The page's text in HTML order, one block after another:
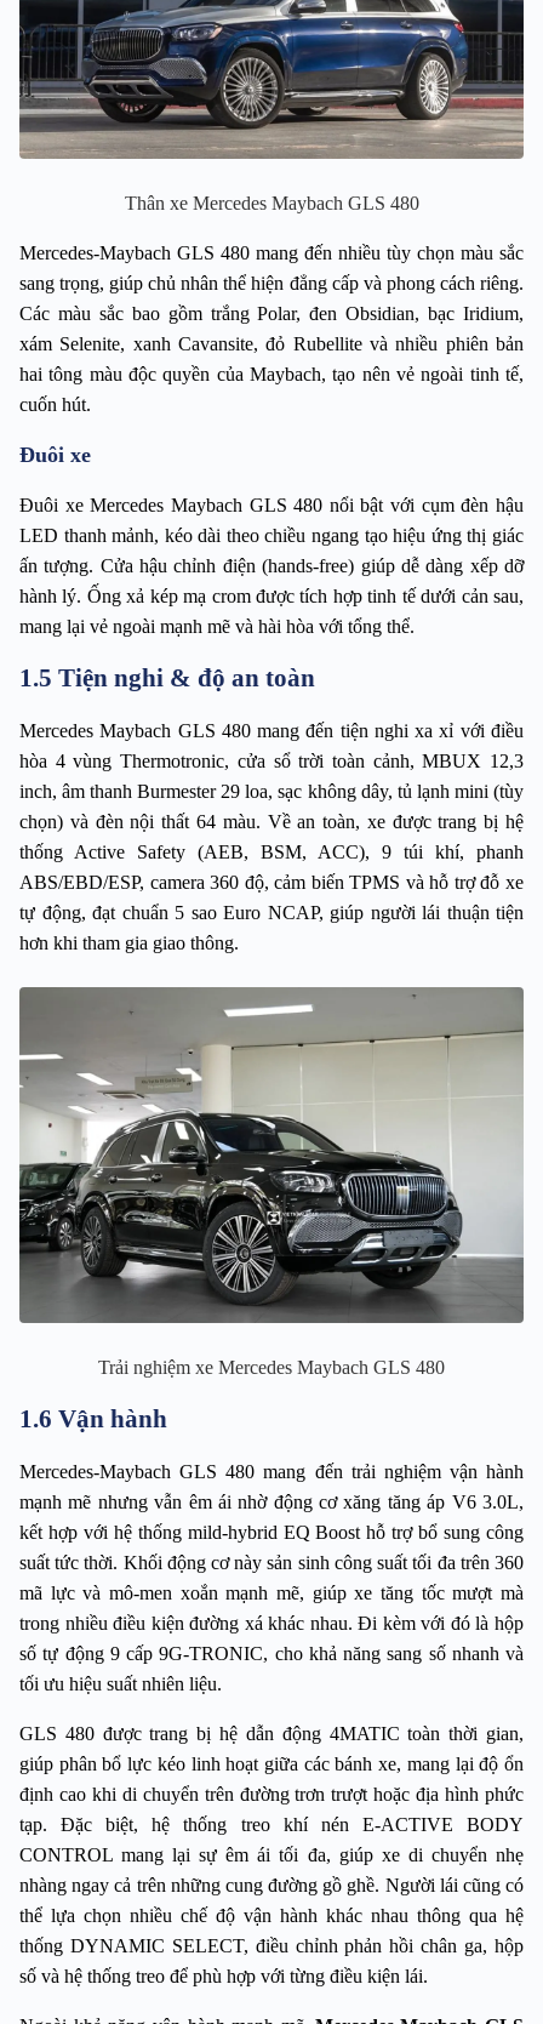
Thân xe Mercedes Maybach GLS 480
Mercedes-Maybach GLS 480 mang đến nhiều tùy chọn màu sắc
sang trọng, giúp chủ nhân thể hiện đẳng cấp và phong cách riêng.
Các màu sắc bao gồm trắng Polar, đen Obsidian, bạc Iridium,
xám Selenite, xanh Cavansite, đỏ Rubellite và nhiều phiên bản
hai tông màu độc quyền của Maybach, tạo nên vẻ ngoài tinh tế,
cuốn hút.
Đuôi xe
Đuôi xe Mercedes Maybach GLS 480 nổi bật với cụm đèn hậu
LED thanh mảnh, kéo dài theo chiều ngang tạo hiệu ứng thị giác
ấn tượng. Cửa hậu chỉnh điện (hands-free) giúp dễ dàng xếp dỡ
hành lý. Ống xả kép mạ crom được tích hợp tinh tế dưới cản sau,
mang lại vẻ ngoài mạnh mẽ và hài hòa với tổng thể.
1.5 Tiện nghi & độ an toàn
Mercedes Maybach GLS 480 mang đến tiện nghi xa xỉ với điều
hòa 4 vùng Thermotronic, cửa sổ trời toàn cảnh, MBUX 12,3
inch, âm thanh Burmester 29 loa, sạc không dây, tủ lạnh mini (tùy
chọn) và đèn nội thất 64 màu. Về an toàn, xe được trang bị hệ
thống Active Safety (AEB, BSM, ACC), 9 túi khí, phanh
ABS/EBD/ESP, camera 360 độ, cảm biến TPMS và hỗ trợ đỗ xe
tự động, đạt chuẩn 5 sao Euro NCAP, giúp người lái thuận tiện
hơn khi tham gia giao thông.
Trải nghiệm xe Mercedes Maybach GLS 480
1.6 Vận hành
Mercedes-Maybach GLS 480 mang đến trải nghiệm vận hành
mạnh mẽ nhưng vẫn êm ái nhờ động cơ xăng tăng áp V6 3.0L,
kết hợp với hệ thống mild-hybrid EQ Boost hỗ trợ bổ sung công
suất tức thời. Khối động cơ này sản sinh công suất tối đa trên 360
mã lực và mô-men xoắn mạnh mẽ, giúp xe tăng tốc mượt mà
trong nhiều điều kiện đường xá khác nhau. Đi kèm với đó là hộp
số tự động 9 cấp 9G-TRONIC, cho khả năng sang số nhanh và
tối ưu hiệu suất nhiên liệu.
GLS 480 được trang bị hệ dẫn động 4MATIC toàn thời gian,
giúp phân bổ lực kéo linh hoạt giữa các bánh xe, mang lại độ ổn
định cao khi di chuyển trên đường trơn trượt hoặc địa hình phức
tạp. Đặc biệt, hệ thống treo khí nén E-ACTIVE BODY
CONTROL mang lại sự êm ái tối đa, giúp xe di chuyển nhẹ
nhàng ngay cả trên những cung đường gồ ghề. Người lái cũng có
thể lựa chọn nhiều chế độ vận hành khác nhau thông qua hệ
thống DYNAMIC SELECT, điều chỉnh phản hồi chân ga, hộp
số và hệ thống treo để phù hợp với từng điều kiện lái.